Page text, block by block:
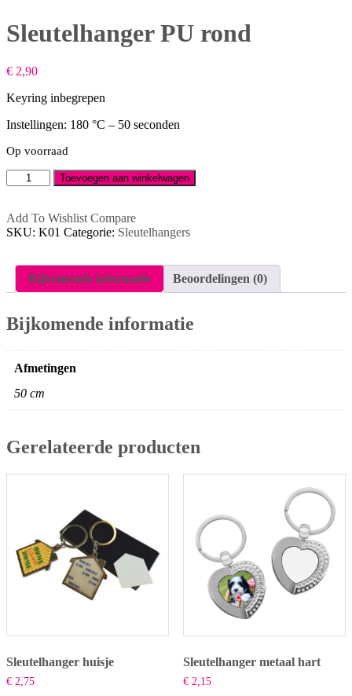
Sleutelhanger PU rond
€ 2,90
Keyring inbegrepen
Instellingen: 180 °C – 50 seconden
Op voorraad
Sleutelhanger
PU
aantal
Toevoegen aan winkelwagen
Add To Wishlist Compare
SKU: K01 Categorie: Sleutelhangers
Bijkomende informatie Beoordelingen (0)
Bijkomende informatie
Afmetingen
50 cm
Gerelateerde producten
Sleutelhanger huisje
€ 2,75
Sleutelhanger metaal hart
€2,15